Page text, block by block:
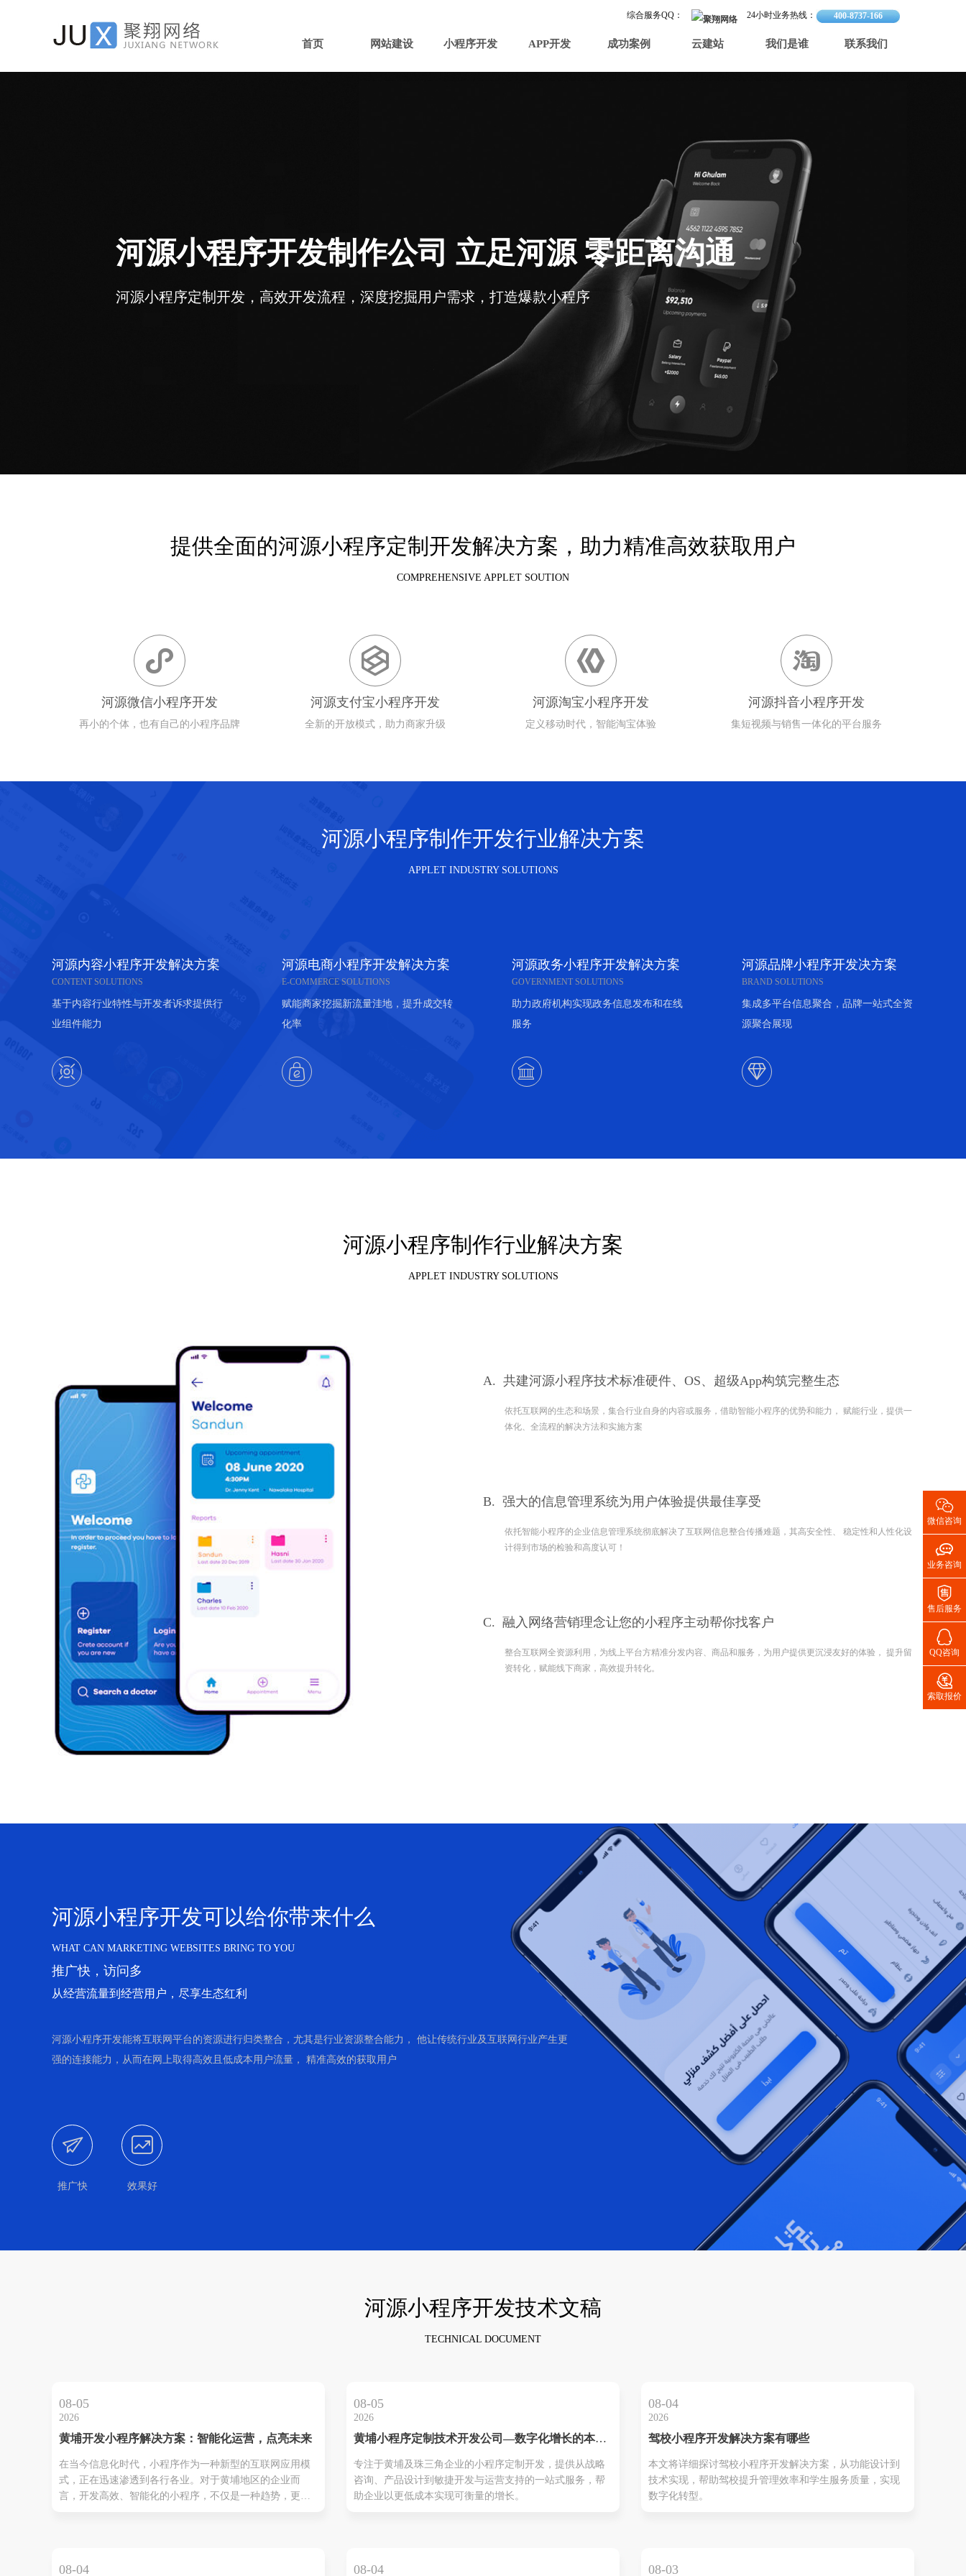
综合服务QQ： 24小时业务热线： 400-8737-166
首页 网站建设 小程序开发 APP开发 成功案例 云建站 我们是谁 联系我们
河源小程序开发制作公司 立足河源 零距离沟通
河源小程序定制开发，高效开发流程，深度挖掘用户需求，打造爆款小程序
提供全面的河源小程序定制开发解决方案，助力精准高效获取用户
COMPREHENSIVE APPLET SOUTION

河源微信小程序开发
再小的个体，也有自己的小程序品牌

河源支付宝小程序开发
全新的开放模式，助力商家升级

河源淘宝小程序开发
定义移动时代，智能淘宝体验

河源抖音小程序开发
集短视频与销售一体化的平台服务
河源小程序制作开发行业解决方案
APPLET INDUSTRY SOLUTIONS
河源内容小程序开发解决方案
CONTENT SOLUTIONS
基于内容行业特性与开发者诉求提供行
业组件能力

河源电商小程序开发解决方案
E-COMMERCE SOLUTIONS
赋能商家挖掘新流量洼地，提升成交转
化率

河源政务小程序开发解决方案
GOVERNMENT SOLUTIONS
助力政府机构实现政务信息发布和在线
服务

河源品牌小程序开发决方案
BRAND SOLUTIONS
集成多平台信息聚合，品牌一站式全资
源聚合展现

河源小程序制作行业解决方案
APPLET INDUSTRY SOLUTIONS
A. 共建河源小程序技术标准硬件、OS、超级App构筑完整生态
依托互联网的生态和场景，集合行业自身的内容或服务，借助智能小程序的优势和能力， 赋能行业，提供一
体化、全流程的解决方法和实施方案
B. 强大的信息管理系统为用户体验提供最佳享受
依托智能小程序的企业信息管理系统彻底解决了互联网信息整合传播难题，其高安全性、 稳定性和人性化设
计得到市场的检验和高度认可！
C. 融入网络营销理念让您的小程序主动帮你找客户
整合互联网全资源利用，为线上平台方精准分发内容、商品和服务，为用户提供更沉浸友好的体验， 提升留
资转化，赋能线下商家，高效提升转化。
河源小程序开发可以给你带来什么
WHAT CAN MARKETING WEBSITES BRING TO YOU
推广快，访问多
从经营流量到经营用户，尽享生态红利
河源小程序开发能将互联网平台的资源进行归类整合，尤其是行业资源整合能力， 他让传统行业及互联网行业产生更
强的连接能力，从而在网上取得高效且低成本用户流量， 精准高效的获取用户

推广快

效果好
河源小程序开发技术文稿
TECHNICAL DOCUMENT
08-05
2026
黄埔开发小程序解决方案：智能化运营，点亮未来
在当今信息化时代，小程序作为一种新型的互联网应用模
式，正在迅速渗透到各行各业。对于黄埔地区的企业而
言，开发高效、智能化的小程序，不仅是一种趋势，更是
08-05
2026
黄埔小程序定制技术开发公司—数字化增长的本地
专注于黄埔及珠三角企业的小程序定制开发，提供从战略
咨询、产品设计到敏捷开发与运营支持的一站式服务，帮
助企业以更低成本实现可衡量的增长。
08-04
2026
驾校小程序开发解决方案有哪些
本文将详细探讨驾校小程序开发解决方案，从功能设计到
技术实现，帮助驾校提升管理效率和学生服务质量，实现
数字化转型。
08-04 08-04 08-03

微信咨询

业务咨询

售后服务

QQ咨询

索取报价